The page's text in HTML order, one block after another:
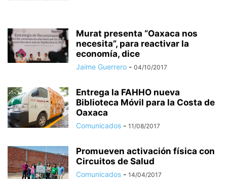
Murat presenta “Oaxaca nos
necesita”, para reactivar la
economía, dice
Jaime Guerrero - 04/10/2017
Entrega la FAHHO nueva
Biblioteca Móvil para la Costa de
Oaxaca
Comunicados - 11/08/2017
Promueven activación física con
Circuitos de Salud
Comunicados - 14/04/2017